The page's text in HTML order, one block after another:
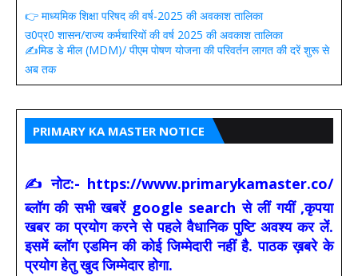
👉 माध्यमिक शिक्षा परिषद की वर्ष-2025 की अवकाश तालिका
उ0प्र0 शासन/राज्य कर्मचारियों की वर्ष 2025 की अवकाश तालिका
✍️मिड डे मील (MDM)/ पीएम पोषण योजना की परिवर्तन लागत की दरें शुरू से
अब तक
PRIMARY KA MASTER NOTICE
✍ नोट:- https://www.primarykamaster.co/
ब्लॉग की सभी खबरें google search से लीं गयीं ,कृपया
खबर का प्रयोग करने से पहले वैधानिक पुष्टि अवश्य कर लें.
इसमें ब्लॉग एडमिन की कोई जिम्मेदारी नहीं है. पाठक ख़बरे के
प्रयोग हेतु खुद जिम्मेदार होगा.